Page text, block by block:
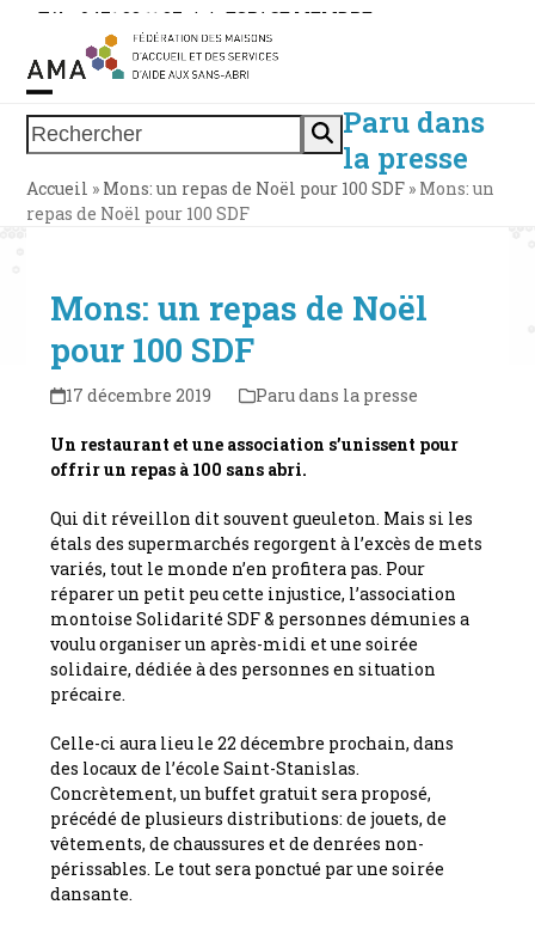
Skip
content
Tél. : 0471 38 11 37 | | ESPACE MEMBRE
Rechercher
Open
mobile
menu
Close
mobile
menu
Paru dans
la presse
Accueil » Mons: un repas de Noël pour 100 SDF » Mons: un
repas de Noël pour 100 SDF
Mons: un repas de Noël
pour 100 SDF
17 décembre 2019 Paru dans la presse
Un restaurant et une association s’unissent pour
offrir un repas à 100 sans abri.
Qui dit réveillon dit souvent gueuleton. Mais si les
étals des supermarchés regorgent à l’excès de mets
variés, tout le monde n’en profitera pas. Pour
réparer un petit peu cette injustice, l’association
montoise Solidarité SDF & personnes démunies a
voulu organiser un après-midi et une soirée
solidaire, dédiée à des personnes en situation
précaire.
Celle-ci aura lieu le 22 décembre prochain, dans
des locaux de l’école Saint-Stanislas.
Concrètement, un buffet gratuit sera proposé,
précédé de plusieurs distributions: de jouets, de
vêtements, de chaussures et de denrées non-
périssables. Le tout sera ponctué par une soirée
dansante.